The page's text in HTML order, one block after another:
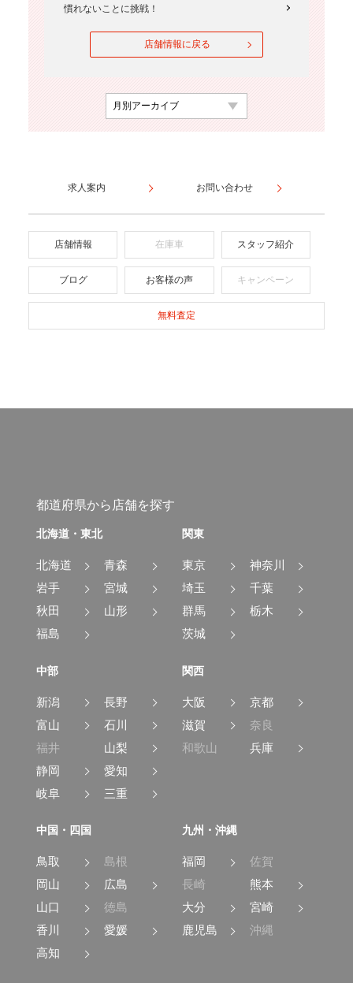
慣れないことに挑戦！
店舗情報に戻る
求人案内 お問い合わせ
店舗情報 在庫車 スタッフ紹介
ブログ お客様の声 キャンペーン
無料査定
都道府県から店舗を探す
北海道・東北
北海道
青森
岩手
宮城
秋田
山形
福島
関東
東京
神奈川
埼玉
千葉
群馬
栃木
茨城
中部
新潟
長野
富山
石川
福井
山梨
静岡
愛知
岐阜
三重
関西
大阪
京都
滋賀
奈良
和歌山
兵庫
中国・四国
鳥取
島根
岡山
広島
山口
徳島
香川
愛媛
高知
九州・沖縄
福岡
佐賀
長崎
熊本
大分
宮崎
鹿児島
沖縄